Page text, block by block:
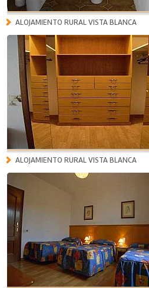
ALOJAMIENTO RURAL VISTA BLANCA
ALOJAMIENTO RURAL VISTA BLANCA